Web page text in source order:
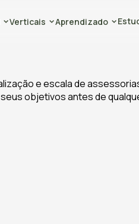
Verticais Aprendizado
e escala de
objetivos antes de